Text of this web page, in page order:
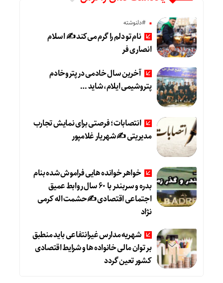
#دلنوشته
نام تو دلم را گرم می‌کند ✍️ اسلام
انصاری فر
آخرین سال خادمی در پتروخادم
پتروشیمی ایلام، شاید …
انتصابات؛ فرصتی برای نمایش تجارب
مدیریتی ✍ شهریار غلامپور
خواهر خوانده هایی فراموش شده بنام
بدره و سربندر با ۶۰ سال روابط عمیق
اجتماعی اقتصادی ✍حشمت اله کرمی
نژاد
شهریه مدارس غیرانتفاعی باید منطبق
بر توان مالی خانواده ها و شرایط اقتصادی
کشور تعین گردد